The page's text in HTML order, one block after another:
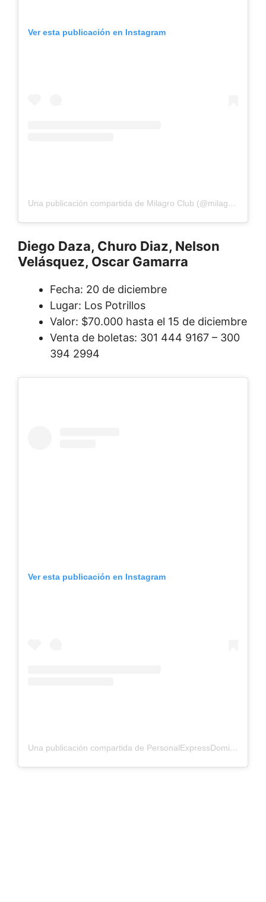
Ver esta publicación en Instagram
Una publicación compartida de Milagro Club (@milagroclub)
Diego Daza, Churo Diaz, Nelson
Velásquez, Oscar Gamarra
Fecha: 20 de diciembre
Lugar: Los Potrillos
Valor: $70.000 hasta el 15 de diciembre
Venta de boletas: 301 444 9167 – 300
394 2994
Ver esta publicación en Instagram
Una publicación compartida de PersonalExpressDomicilios (@personalexpressdomicilios)